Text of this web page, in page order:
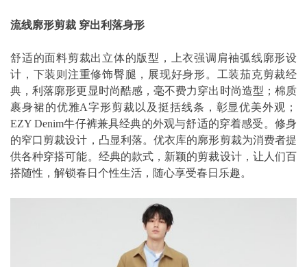
流线廓形剪裁 穿出利落身形
舒适的面料剪裁出立体的版型，上衣强调肩袖弧线廓形设
计，下装则注重修饰臀腿，展现好身形。工装茄克剪裁经
典，利落廓形更显时尚酷感，毫不费力穿出时尚造型；棉质
裹身裙的优雅A字形剪裁以及挺括线条，彰显优美外观；
EZY Denim牛仔裤兼具经典的外观与舒适的穿着感受。修身
的窄口剪裁设计，凸显利落。优衣库的廓形剪裁为消费者提
供各种穿搭可能。经典的款式，新颖的剪裁设计，让人们百
搭随性，解锁春日个性生活，随心享受春日乐趣。